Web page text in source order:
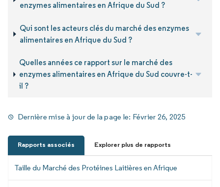
enzymes alimentaires en Afrique du Sud ?
Qui sont les acteurs clés du marché des enzymes
alimentaires en Afrique du Sud ?
Quelles années ce rapport sur le marché des
enzymes alimentaires en Afrique du Sud couvre-t-
il ?
Dernière mise à jour de la page le: Février 26, 2025
Rapports associés Explorer plus de rapports
Taille du Marché des Protéines Laitières en Afrique